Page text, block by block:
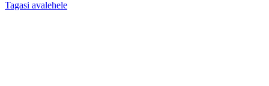
Tagasi avalehele